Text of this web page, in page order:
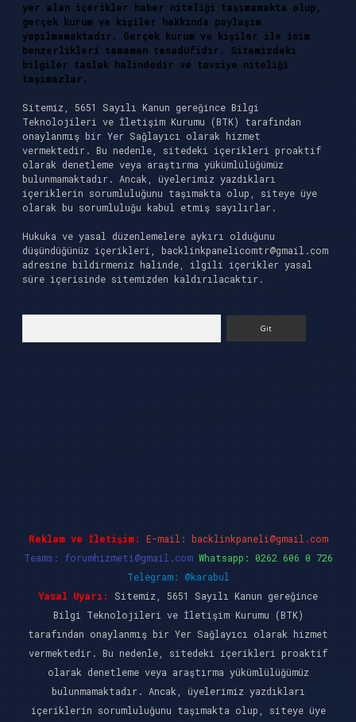
yer alan içerikler haber niteliği taşımamakta olup,
gerçek kurum ve kişiler hakkında paylaşım
yapılmamaktadır. Gerçek kurum ve kişiler ile isim
benzerlikleri tamamen tesadüfidir. Sitemizdeki
bilgiler taslak halindedir ve tavsiye niteliği
taşımazlar.
Sitemiz, 5651 Sayılı Kanun gereğince Bilgi
Teknolojileri ve İletişim Kurumu (BTK) tarafından
onaylanmış bir Yer Sağlayıcı olarak hizmet
vermektedir. Bu nedenle, sitedeki içerikleri proaktif
olarak denetleme veya araştırma yükümlülüğümüz
bulunmamaktadır. Ancak, üyelerimiz yazdıkları
içeriklerin sorumluluğunu taşımakta olup, siteye üye
olarak bu sorumluluğu kabul etmiş sayılırlar.
Hukuka ve yasal düzenlemelere aykırı olduğunu
düşündüğünüz içerikleri, backlinkpanelicomtr@gmail.com
adresine bildirmeniz halinde, ilgili içerikler yasal
süre içerisinde sitemizden kaldırılacaktır.
Reklam ve İletişim: E-mail: backlinkpaneli@gmail.com
Teams: forumhizmeti@gmail.com Whatsapp: 0262 606 0 726
Telegram: @karabul
Yasal Uyarı:
Sitemiz, 5651 Sayılı Kanun gereğince
Bilgi Teknolojileri ve İletişim Kurumu (BTK)
tarafından onaylanmış bir Yer Sağlayıcı olarak hizmet
vermektedir. Bu nedenle, sitedeki içerikleri proaktif
olarak denetleme veya araştırma yükümlülüğümüz
bulunmamaktadır. Ancak, üyelerimiz yazdıkları
içeriklerin sorumluluğunu taşımakta olup, siteye üye